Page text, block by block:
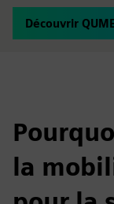
Découvrir
la